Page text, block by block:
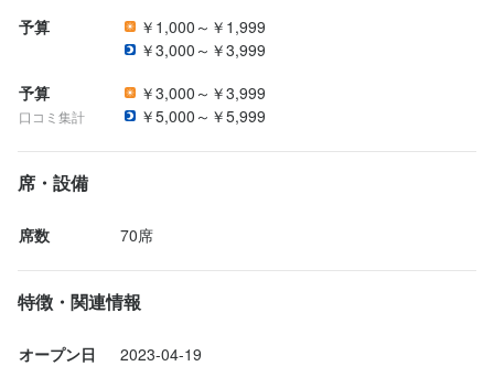
予算
￥1,000～￥1,999
￥3,000～￥3,999
予算
口コミ集計
￥3,000～￥3,999
￥5,000～￥5,999
席・設備
席数 70席
特徴・関連情報
オープン日 2023-04-19
■ 経験・技術を正当に評価
焼き場経験、肉の知識、マネジメント経験など、これまで培って
きたスキルをしっかり評価し、待遇へ反映します。
経験・実力次第では、入社時から責任者ポジションでのスタート
で働けます！
売上・原価管理・品質維持など、日々の頑張りをしっかり評価す
るインセンティブ制度を導入しています。
「頑張った分、しっかり稼ぎたい」
そんな方にもピッタリの環境です！